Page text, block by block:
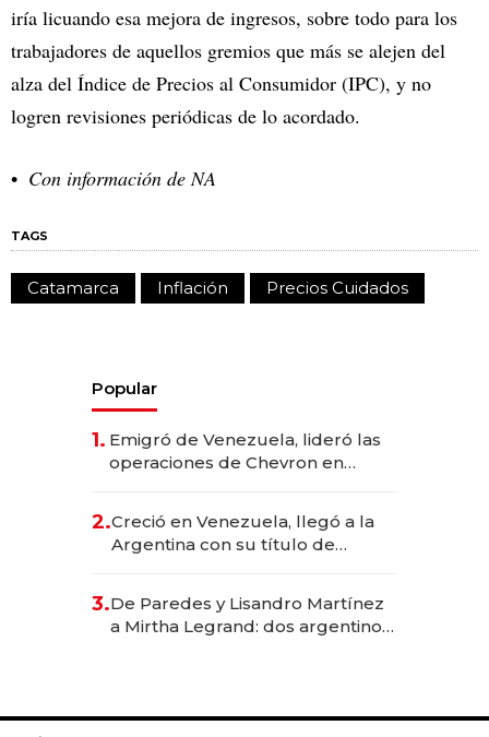
iría licuando esa mejora de ingresos, sobre todo para los
trabajadores de aquellos gremios que más se alejen del
alza del Índice de Precios al Consumidor (IPC), y no
logren revisiones periódicas de lo acordado.
Con información de NA
TAGS
Catamarca Inflación Precios Cuidados
Popular
1. Emigró de Venezuela, lideró las
operaciones de Chevron en
2.Creció en Venezuela, llegó a la
Argentina con su título de
las marcas "fast premium"
3.De Paredes y Lisandro Martínez
a Mirtha Legrand: dos argentinos